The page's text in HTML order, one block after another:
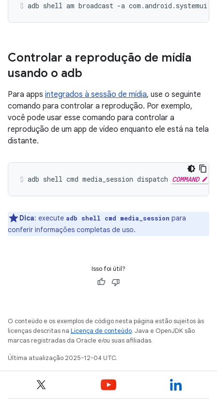
adb shell am broadcast -a
Controlar a reprodução de mídia
usando o adb
Para apps integrados à sessão de mídia, use o seguinte
comando para controlar a reprodução. Por exemplo,
você pode usar esse comando para controlar a
reprodução de um app de vídeo enquanto ele está na tela
distante.
adb shell cmd media_session dispatch COMMAND
Dica: execute adb shell cmd media_session para
conferir informações completas de uso.
Isso foi útil?
O conteúdo e os exemplos de código nesta página estão sujeitos às
licenças descritas na Licença de conteúdo. Java e OpenJDK são
marcas registradas da Oracle e/ou suas afiliadas.
Última atualização 2025-12-04 UTC.